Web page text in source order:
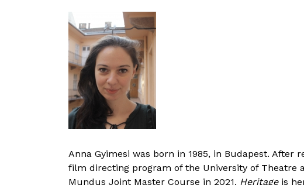
Anna Gyimesi was born in 1985, in Budapest.
film directing program of the University of Theatre
Mundus Joint Master Course in 2021. Heritageis